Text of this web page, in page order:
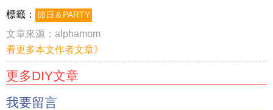
標籤： 節日＆PARTY
文章來源： alphamom
看更多本文作者文章》
更多DIY文章
我要留言